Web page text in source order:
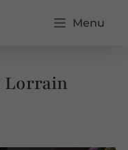
Menu
Lorrain